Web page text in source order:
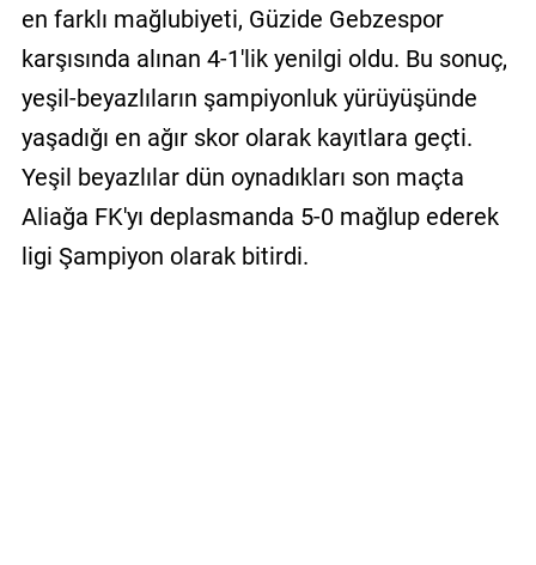
en farklı mağlubiyeti, Güzide Gebzespor
karşısında alınan 4-1'lik yenilgi oldu. Bu sonuç,
yeşil-beyazlıların şampiyonluk yürüyüşünde
yaşadığı en ağır skor olarak kayıtlara geçti.
Yeşil beyazlılar dün oynadıkları son maçta
Aliağa FK'yı deplasmanda 5-0 mağlup ederek
ligi Şampiyon olarak bitirdi.